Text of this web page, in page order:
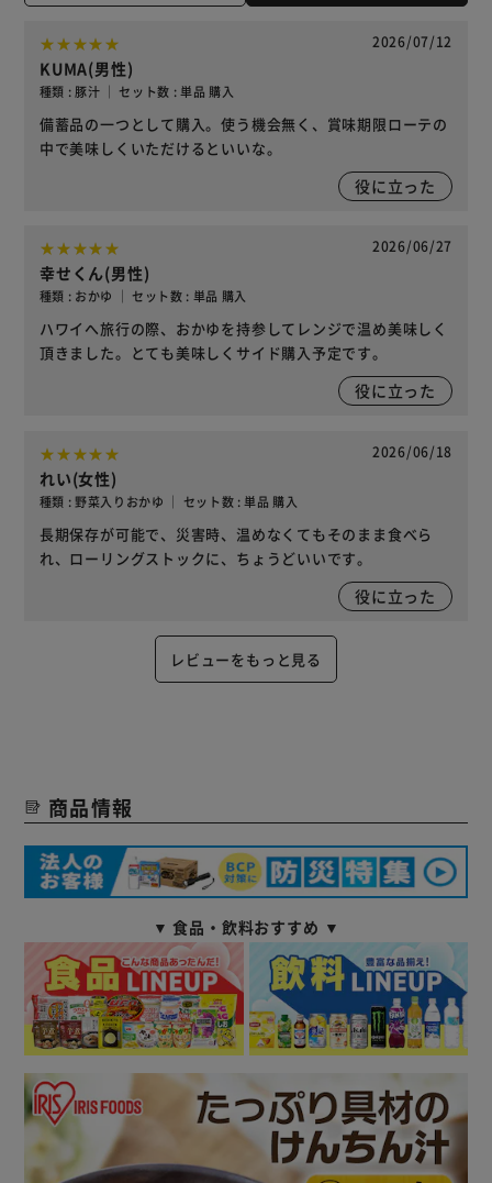
2026/07/12
KUMA(男性)
種類 : 豚汁 ｜ セット数 : 単品 購入
備蓄品の一つとして購入。使う機会無く、賞味期限ローテの
中で美味しくいただけるといいな。
役に立った
2026/06/27
幸せくん(男性)
種類 : おかゆ ｜ セット数 : 単品 購入
ハワイへ旅行の際、おかゆを持参してレンジで温め美味しく
頂きました。とても美味しくサイド購入予定です。
役に立った
2026/06/18
れい(女性)
種類 : 野菜入りおかゆ ｜ セット数 : 単品 購入
長期保存が可能で、災害時、温めなくてもそのまま食べら
れ、ローリングストックに、ちょうどいいです。
役に立った
レビューをもっと見る
商品情報
▼ 食品・飲料おすすめ ▼